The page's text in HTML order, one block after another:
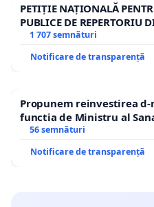
PETIȚIE NAȚIONALĂ
PUBLICE DE REPERTORIU
1 707 semnături
Notificare de transparență
Propunem reinvestirea
functia de Ministru al
56 semnături
Notificare de transparență